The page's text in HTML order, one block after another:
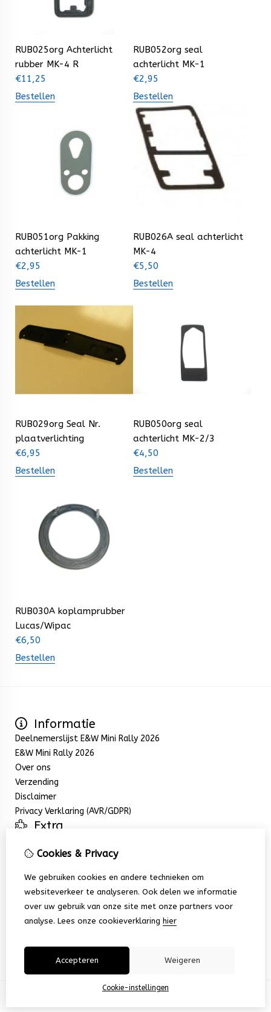
RUB025org Achterlicht
rubber MK-4 R
€11,25
Bestellen
RUB052org seal
achterlicht MK-1
€2,95
Bestellen
RUB051org Pakking
achterlicht MK-1
€2,95
Bestellen
RUB026A seal achterlicht
MK-4
€5,50
Bestellen
RUB029org Seal Nr.
plaatverlichting
€6,95
Bestellen
RUB050org seal
achterlicht MK-2/3
€4,50
Bestellen
RUB030A koplamprubber
Lucas/Wipac
€6,50
Bestellen
Informatie
Deelnemerslijst E&W Mini Rally 2026
E&W Mini Rally 2026
Over ons
Verzending
Disclaimer
Privacy Verklaring (AVR/GDPR)
Extra
Mijn account
Bestelhistorie
Klantenservice
Contact
Cookies & Privacy
We gebruiken cookies en andere technieken om
websiteverkeer te analyseren. Ook delen we informatie
over uw gebruik van onze site met onze partners voor
analyse. Lees onze cookieverklaring hier
Accepteren Weigeren
Cookie-instellingen